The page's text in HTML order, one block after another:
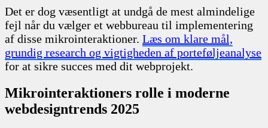
Det er dog væsentligt at undgå de mest almindelige
fejl når du vælger et webbureau til implementering
af disse mikrointeraktioner. Læs om klare mål,
grundig research og vigtigheden af porteføljeanalyse
for at sikre succes med dit webprojekt.
Mikrointeraktioners rolle i moderne
webdesigntrends 2025